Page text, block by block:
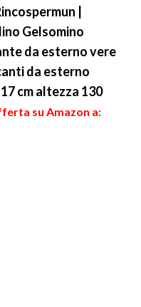
|
Gelsomino
da esterno vere
da esterno
cm altezza 130
su Amazon a: